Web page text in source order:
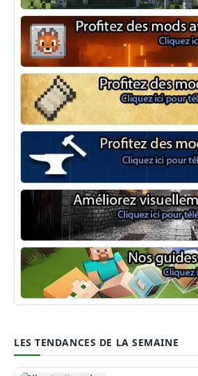
Optifine
NeoForge
Minecraft Fabric
Minecraft Forge
Shaders Minecraft
Guide Minecraft
LES TENDANCES DE LA SEMAINE